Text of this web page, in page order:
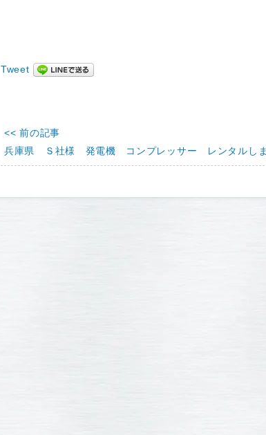
Tweet
<< 前の記事
兵庫県 Ｓ社様 発電機 コンプレッサー レンタルし